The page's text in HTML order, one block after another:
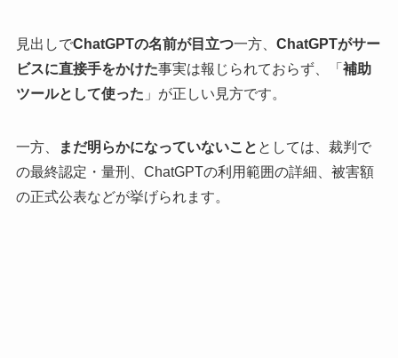
見出しでChatGPTの名前が目立つ一方、 ChatGPTがサー
ビスに直接手をかけた事実は報じられておらず、「 補助
ツールとして使った 」が正しい見方です。
一方、 まだ明らかになっていないこと としては、裁判で
の最終認定・量刑、ChatGPTの利用範囲の詳細、被害額
の正式公表などが挙げられます。